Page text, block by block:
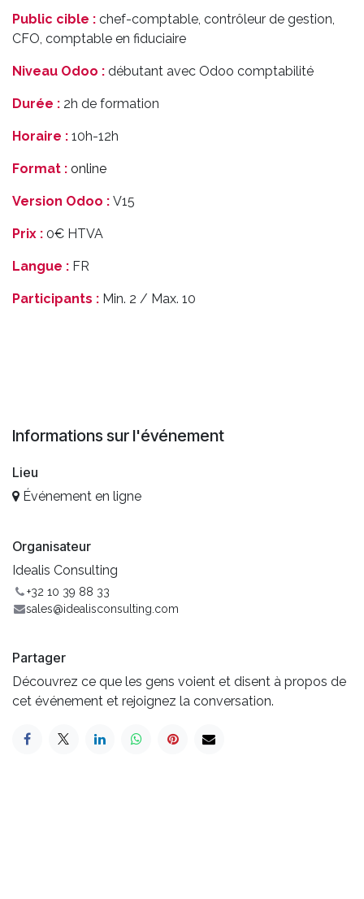
Public cible : chef-comptable, contrôleur de gestion,
CFO, comptable en fiduciaire
Niveau Odoo : débutant avec Odoo comptabilité
Durée : 2h de formation
Horaire : 10h-12h
Format : online
Version Odoo : V15
Prix : 0€ HTVA
Langue : FR
Participants : Min. 2 / Max. 10
Informations sur l'événement
Lieu
Événement en ligne
Organisateur
Idealis Consulting
+32 10 39 88 33
sales@idealisconsulting.com
Partager
Découvrez ce que les gens voient et disent à propos de
cet événement et rejoignez la conversation.